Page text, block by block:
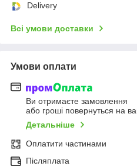
Delivery
Всі умови доставки
Умови оплати
Ви отримаєте замовлення
або гроші повернуться на
Детальніше
Оплатити частинами
Післяплата